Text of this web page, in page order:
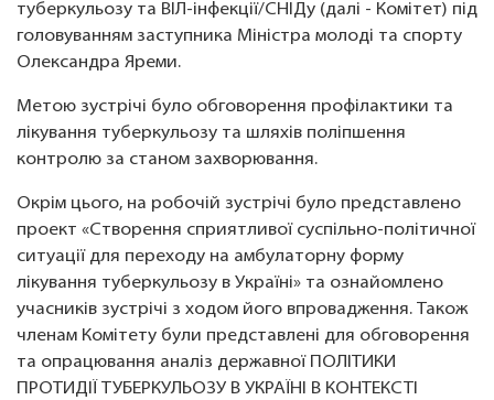
туберкульозу та ВІЛ-інфекції/СНІДу (далі - Комітет) під
головуванням заступника Міністра молоді та спорту
Олександра Яреми.
Метою зустрічі було обговорення профілактики та
лікування туберкульозу та шляхів поліпшення
контролю за станом захворювання.
Окрім цього, на робочій зустрічі було представлено
проект «Створення сприятливої суспільно-політичної
ситуації для переходу на амбулаторну форму
лікування туберкульозу в Україні» та ознайомлено
учасників зустрічі з ходом його впровадження. Також
членам Комітету були представлені для обговорення
та опрацювання аналіз державної ПОЛІТИКИ
ПРОТИДІЇ ТУБЕРКУЛЬОЗУ В УКРАЇНІ В КОНТЕКСТІ